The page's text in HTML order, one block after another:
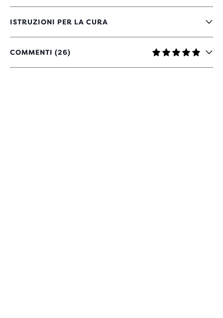
ISTRUZIONI PER LA CURA
COMMENTI (26)
4.8
SU